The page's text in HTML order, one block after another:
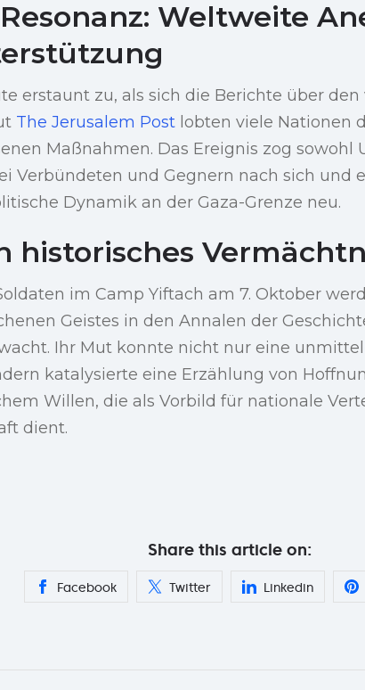
Weltweite
erstaunt zu, als sich die Berichte über
The Jerusalem Post lobten viele Nationen
Maßnahmen. Das Ereignis zog sowohl
Verbündeten und Gegnern nach sich und
Dynamik an der Gaza-Grenze neu.
historisches
im Camp Yiftach am 7. Oktober
Geistes in den Annalen der
Ihr Mut konnte nicht nur eine
katalysierte eine Erzählung von
Willen, die als Vorbild für nationale
dient.
Share this article on:
Facebook Twitter Linkedin